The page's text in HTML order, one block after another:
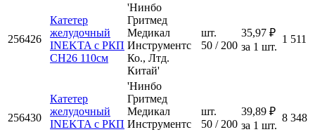
256426
Катетер
желудочный
INEKTA с РКП
CH26 110см
'Нинбо
Гритмед
Медикал
Инструментс
Ко., Лтд.
Китай'
шт.
50 / 200
35,97 ₽
за 1 шт.
1 511
256430
Катетер
желудочный
INEKTA с РКП
'Нинбо
Гритмед
Медикал
Инструментс
шт.
50 / 200
39,89 ₽
за 1 шт.
8 348